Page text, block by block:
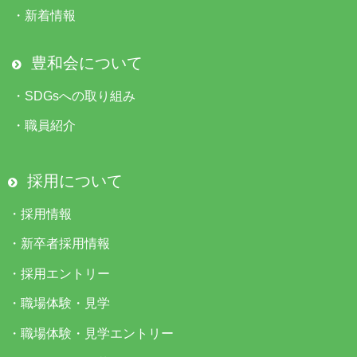
・ 新着情報
豊和会について
・ SDGsへの取り組み
・ 職員紹介
採用について
・ 採用情報
・ 新卒者採用情報
・ 採用エントリー
・ 職場体験・見学
・ 職場体験・見学エントリー